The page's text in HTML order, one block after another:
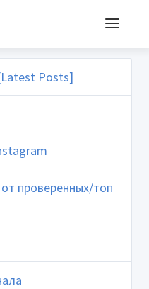
Posts]
проверенных/топ